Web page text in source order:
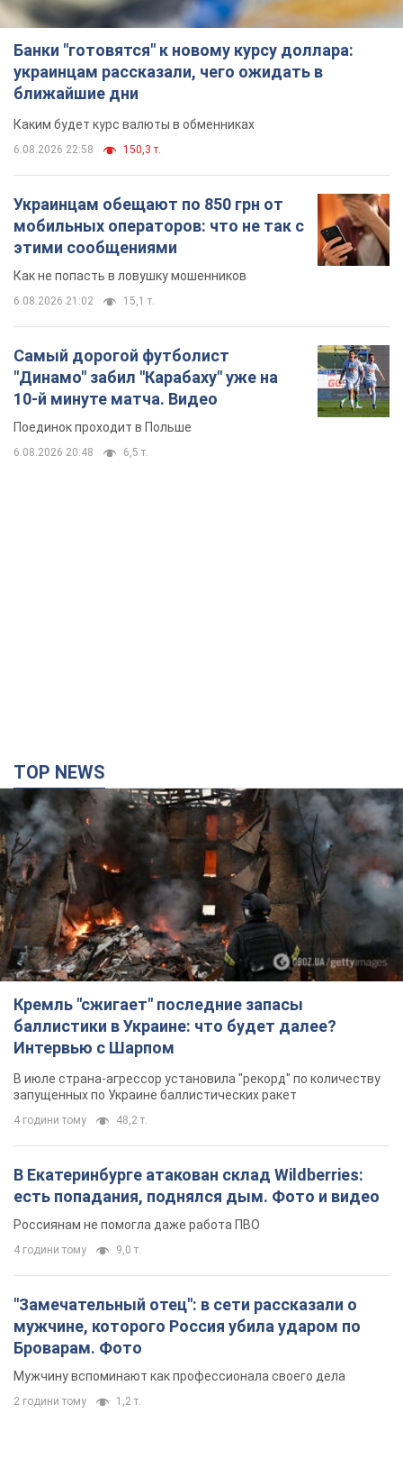
Банки "готовятся" к новому курсу доллара:
украинцам рассказали, чего ожидать в
ближайшие дни
Каким будет курс валюты в обменниках
6.08.2026 22:58 150,3 т.
Украинцам обещают по 850 грн от
мобильных операторов: что не так с
этими сообщениями
Как не попасть в ловушку мошенников
6.08.2026 21:02 15,1 т.
Самый дорогой футболист
"Динамо" забил "Карабаху" уже на
10-й минуте матча. Видео
Поединок проходит в Польше
6.08.2026 20:48 6,5 т.
TOP NEWS
Кремль "сжигает" последние запасы
баллистики в Украине: что будет далее?
Интервью с Шарпом
В июле страна-агрессор установила "рекорд" по количеству
запущенных по Украине баллистических ракет
4 години тому 48,2 т.
В Екатеринбурге атакован склад Wildberries:
есть попадания, поднялся дым. Фото и видео
Россиянам не помогла даже работа ПВО
4 години тому 9,0 т.
"Замечательный отец": в сети рассказали о
мужчине, которого Россия убила ударом по
Броварам. Фото
Мужчину вспоминают как профессионала своего дела
2 години тому 1,2 т.